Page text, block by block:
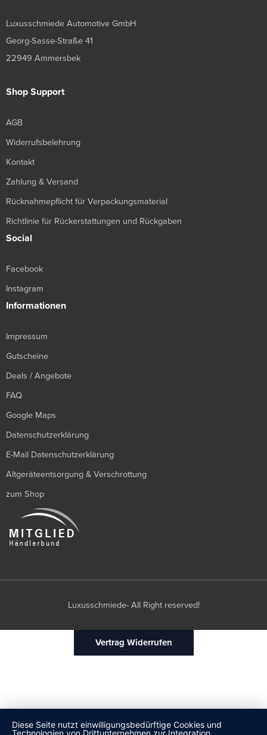
Luxusschmiede Automotive GmbH
Georg-Sasse-Straße 41
22949 Ammersbek
Shop Support
AGB
Widerrufsbelehrung
Kontakt
Zahlung & Versand
Rücknahmepflicht für Verpackungsmaterial
Richtlinie für Rückerstattungen und Rückgaben
Social
Facebook
Instagram
Informationen
Impressum
Gutscheine
Deals / Angebote
FAQ
Google Maps
Datenschutzerklärung
E-Mail Datenschutzerklärung
Altgeräteentsorgung & Verschrottung
zum Shop
Luxusschmiede- All Right reserved!
Vertrag Widerrufen
Diese Seite nutzt einwilligungsbedürftige Cookies und
Technologien von Drittunternehmen zur Integration